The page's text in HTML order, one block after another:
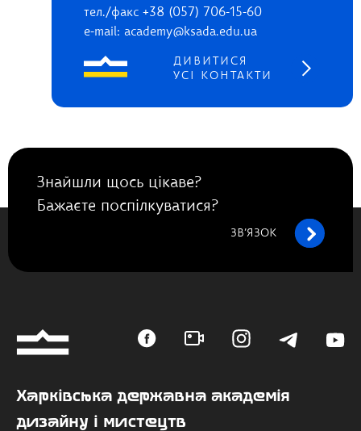
тел./факс +38 (057) 706-15-60
e-mail: academy@ksada.edu.ua
ДИВИТИСЯ
УСІ КОНТАКТИ
Знайшли щось цікаве?
Бажаєте поспілкуватися?
ЗВ’ЯЗОК
Харківська державна академія
дизайну і мистецтв